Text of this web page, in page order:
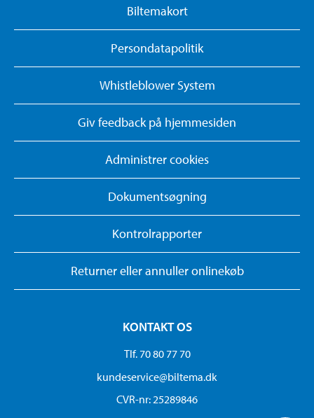
Biltemakort
Persondatapolitik
Whistleblower System
Giv feedback på hjemmesiden
Administrer cookies
Dokumentsøgning
Kontrolrapporter
Returner eller annuller onlinekøb
KONTAKT OS
Tlf. 70 80 77 70
kundeservice@biltema.dk
CVR-nr: 25289846